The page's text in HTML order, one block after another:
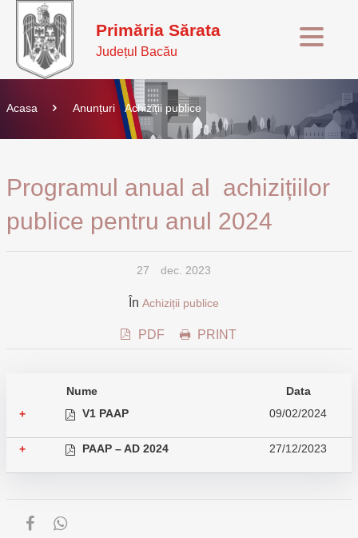
Primăria Sărata
Județul Bacău
Acasa Anunțuri Achiziții publice
Programul anual al achizițiilor
publice pentru anul 2024
27 dec. 2023
În Achiziții publice
PDF PRINT
Nume
Data
+
V1 PAAP 09/02/2024
+ PAAP – AD 2024 27/12/2023